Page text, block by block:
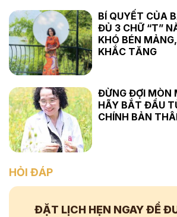
BÍ QUYẾT CỦA
ĐỦ 3 CHỮ “T”
KHÓ BÉN
KHẮC TĂNG
ĐỪNG ĐỢI MÒN
HÃY BẮT ĐẦU
CHÍNH BẢN
HỎI ĐÁP
ĐẶT LỊCH HẸN NGAYĐỂ